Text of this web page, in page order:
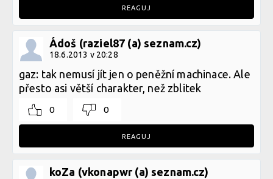
REAGUJ
Ádoš (raziel87 (a) seznam.cz)
18.6.2013 v 20:28
gaz: tak nemusí jít jen o peněžní machinace. Ale
přesto asi větší charakter, než zblitek
0 0
REAGUJ
koZa (vkonapwr (a) seznam.cz)